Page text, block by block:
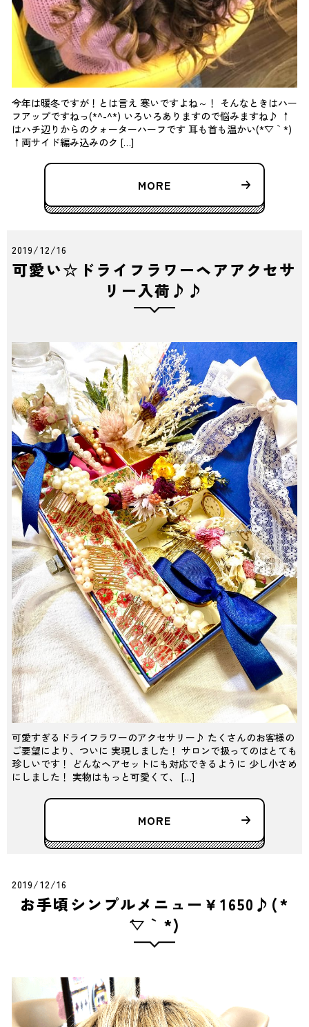
今年は暖冬ですが！とは言え 寒いですよね～！ そんなときはハー
フアップですねっ(*^-^*) いろいろありますので悩みますね♪ ↑
はハチ辺りからのクォーターハーフです 耳も首も温かい(*´▽｀*)
↑両サイド編み込みのク […]
MORE
2019/12/16
可愛い☆ドライフラワーヘアアクセサ
リー入荷♪♪
可愛すぎるドライフラワーのアクセサリー♪ たくさんのお客様の
ご要望により、ついに 実現しました！ サロンで扱ってのはとても
珍しいです！ どんなヘアセットにも対応できるように 少し小さめ
にしました！ 実物はもっと可愛くて、 […]
MORE
2019/12/16
お手頃シンプルメニュー￥1650♪(*
´▽｀*)